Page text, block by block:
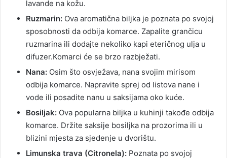
lavande na kožu.
Ruzmarin: Ova aromatična biljka je poznata po svojoj
sposobnosti da odbija komarce. Zapalite grančicu
ruzmarina ili dodajte nekoliko kapi eteričnog ulja u
difuzer.Komarci će se brzo razbježati.
Nana: Osim što osvježava, nana svojim mirisom
odbija komarce. Napravite sprej od listova nane i
vode ili posadite nanu u saksijama oko kuće.
Bosiljak: Ova popularna biljka u kuhinji takođe odbija
komarce. Držite saksije bosiljka na prozorima ili u
blizini mjesta za sjedenje u dvorištu.
Limunska trava (Citronela): Poznata po svojoj